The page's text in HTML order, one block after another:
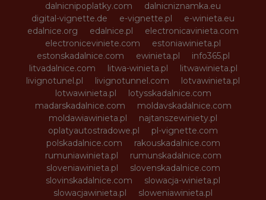
dalnicnipoplatky.com
dalnicniznamka.eu
digital-vignette.de
e-vignette.pl
e-winieta.eu
edalnice.org
edalnice.pl
electronicavinieta.com
electroniceviniete.com
estoniawinieta.pl
estonskadalnice.com
ewinieta.pl
info365.pl
litvadalnice.com
litwa-winieta.pl
litwawinieta.pl
livignotunel.pl
livignotunnel.com
lotvawinieta.pl
lotwawinieta.pl
lotysskadalnice.com
madarskadalnice.com
moldavskadalnice.com
moldawiawinieta.pl
najtanszewiniety.pl
oplatyautostradowe.pl
pl-vignette.com
polskadalnice.com
rakouskadalnice.com
rumuniawinieta.pl
rumunskadalnice.com
sloveniawinieta.pl
slovenskadalnice.com
slovinskadalnice.com
slowacja-winieta.pl
slowacjawinieta.pl
sloweniawinieta.pl